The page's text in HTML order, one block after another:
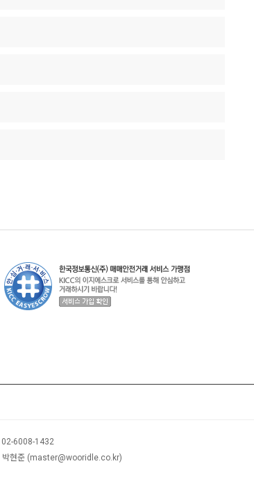
02-6008-1432
박현준 (master@wooridle.co.kr)